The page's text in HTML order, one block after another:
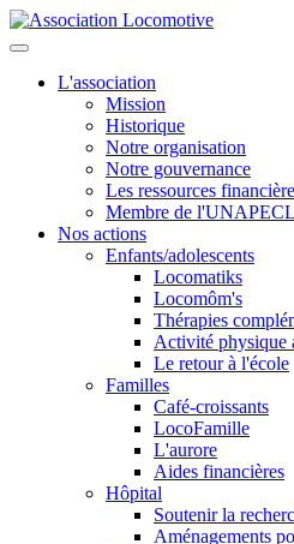
L'association
Mission
Historique
Notre organisation
Notre gouvernance
Les ressources
Membre de
Nos actions
Enfants/adolescents
Locomatiks
Locomôm's
Thérapies
Activité physique
Le retour à l'école
Familles
Café-croissants
LocoFamille
L'aurore
Aides financières
Hôpital
Soutenir la
Aménagements